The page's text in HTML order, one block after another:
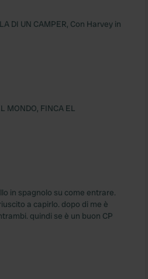
DI UN CAMPER, Con Harvey in
MONDO, FINCA EL
in spagnolo su come entrare.
a capirlo. dopo di me è
quindi se è un buon CP